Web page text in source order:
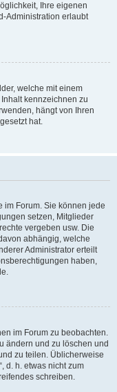
Ihre eigenen
Administration erlaubt
welche mit einem
kennzeichnen zu
hängt von Ihren
hat.
im Forum. Sie können jede
setzen, Mitglieder
vergeben usw. Die
abhängig, welche
Administrator erteilt
haben,
im Forum zu beobachten.
ändern und zu löschen und
zu teilen. Üblicherweise
d. h. etwas nicht zum
schreiben.